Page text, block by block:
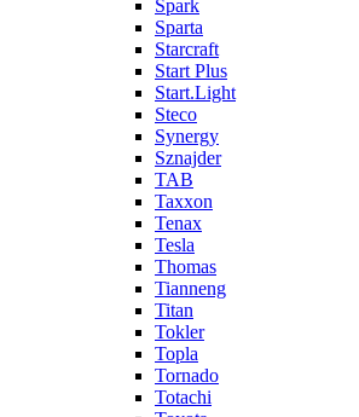
Spark
Sparta
Starcraft
Start Plus
Start.Light
Steco
Synergy
Sznajder
TAB
Taxxon
Tenax
Tesla
Thomas
Tianneng
Titan
Tokler
Topla
Tornado
Totachi